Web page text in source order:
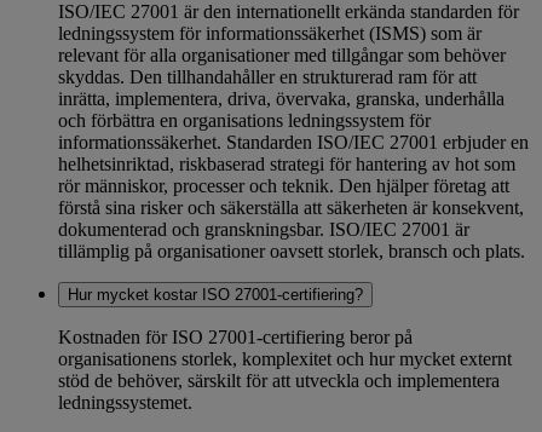
ISO/IEC 27001 är den internationellt erkända standarden för
ledningssystem för informationssäkerhet (ISMS) som är
relevant för alla organisationer med tillgångar som behöver
skyddas. Den tillhandahåller en strukturerad ram för att
inrätta, implementera, driva, övervaka, granska, underhålla
och förbättra en organisations ledningssystem för
informationssäkerhet. Standarden ISO/IEC 27001 erbjuder en
helhetsinriktad, riskbaserad strategi för hantering av hot som
rör människor, processer och teknik. Den hjälper företag att
förstå sina risker och säkerställa att säkerheten är konsekvent,
dokumenterad och granskningsbar. ISO/IEC 27001 är
tillämplig på organisationer oavsett storlek, bransch och plats.
Hur mycket kostar ISO 27001-certifiering?
Kostnaden för ISO 27001-certifiering beror på
organisationens storlek, komplexitet och hur mycket externt
stöd de behöver, särskilt för att utveckla och implementera
ledningssystemet.